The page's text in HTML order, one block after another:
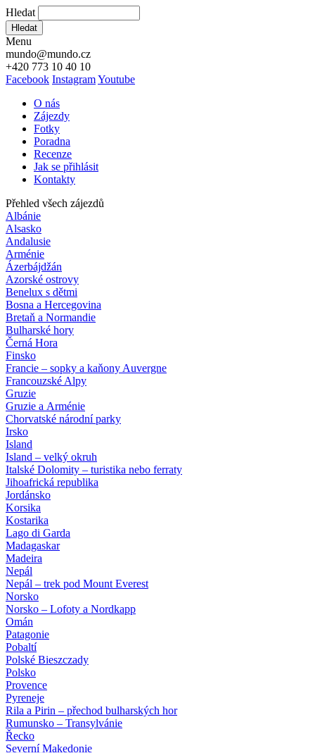
Hledat
Hledat
Menu
mundo@mundo.cz
+420 773 10 40 10
Facebook InstagramYoutube
O nás
Zájezdy
Fotky
Poradna
Recenze
Jak se přihlásit
Kontakty
Přehled všech zájezdů
Albánie
Alsasko
Andalusie
Arménie
Ázerbájdžán
Azorské ostrovy
Benelux s dětmi
Bosna a Hercegovina
Bretaň a Normandie
Bulharské hory
Černá Hora
Finsko
Francie – sopky a kaňony Auvergne
Francouzské Alpy
Gruzie
Gruzie a Arménie
Chorvatské národní parky
Irsko
Island
Island – velký okruh
Italské Dolomity – turistika nebo ferraty
Jihoafrická republika
Jordánsko
Korsika
Kostarika
Lago di Garda
Madagaskar
Madeira
Nepál
Nepál – trek pod Mount Everest
Norsko
Norsko – Lofoty a Nordkapp
Omán
Patagonie
Pobaltí
Polské Bieszczady
Polsko
Provence
Pyreneje
Rila a Pirin – přechod bulharských hor
Rumunsko – Transylvánie
Řecko
Severní Makedonie